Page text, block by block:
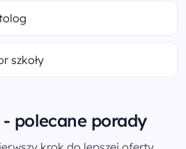
szkoły
polecane porady